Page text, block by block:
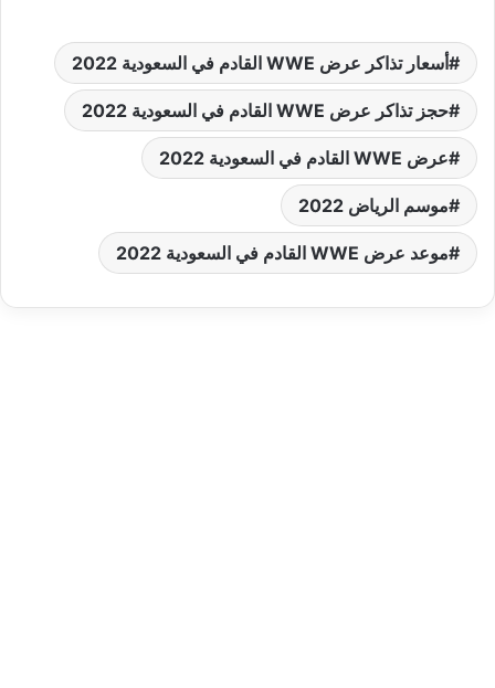
أسعار تذاكر عرض WWE القادم في السعودية 2022
حجز تذاكر عرض WWE القادم في السعودية 2022
عرض WWE القادم في السعودية 2022
موسم الرياض 2022
موعد عرض WWE القادم في السعودية 2022